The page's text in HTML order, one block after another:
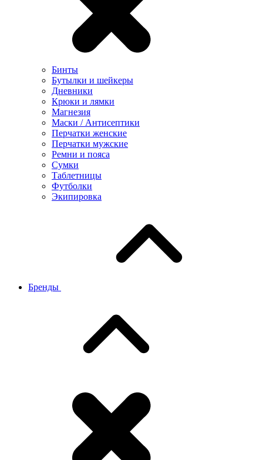
Бинты
Бутылки и шейкеры
Дневники
Крюки и лямки
Магнезия
Маски / Антисептики
Перчатки женские
Перчатки мужские
Ремни и пояса
Сумки
Таблетницы
Футболки
Экипировка
Бренды